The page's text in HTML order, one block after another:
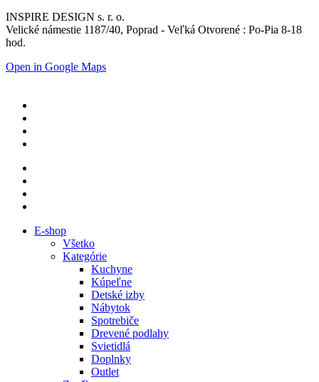
INSPIRE DESIGN s. r. o.
Velické námestie 1187/40, Poprad - Veľká Otvorené : Po-Pia 8-18
hod.
Open in Google Maps
E-shop
Všetko
Kategórie
Kuchyne
Kúpeľne
Detské izby
Nábytok
Spotrebiče
Drevené podlahy
Svietidlá
Doplnky
Outlet